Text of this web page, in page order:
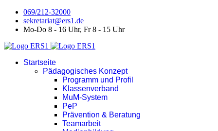
069/212-32000
sekretariat@ers1.de
Mo-Do 8 - 16 Uhr, Fr 8 - 15 Uhr
Startseite
Pädagogisches Konzept
Programm und Profil
Klassenverband
MuM-System
PeP
Prävention & Beratung
Teamarbeit